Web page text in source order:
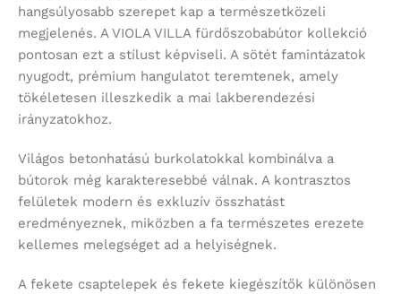
hangsúlyosabb szerepet kap a természetközeli
megjelenés. A VIOLA VILLA fürdőszobabútor kollekció
pontosan ezt a stílust képviseli. A sötét famintázatok
nyugodt, prémium hangulatot teremtenek, amely
tökéletesen illeszkedik a mai lakberendezési
irányzatokhoz.
Világos betonhatású burkolatokkal kombinálva a
bútorok még karakteresebbé válnak. A kontrasztos
felületek modern és exkluzív összhatást
eredményeznek, miközben a fa természetes erezete
kellemes melegséget ad a helyiségnek.
A fekete csaptelepek és fekete kiegészítők különösen